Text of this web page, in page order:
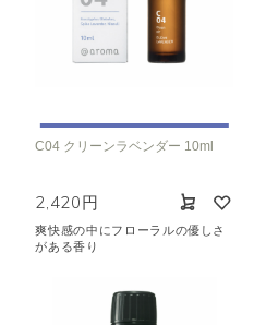
C04 クリーンラベンダー 10ml
2,420円
爽快感の中にフローラルの優しさ
がある香り